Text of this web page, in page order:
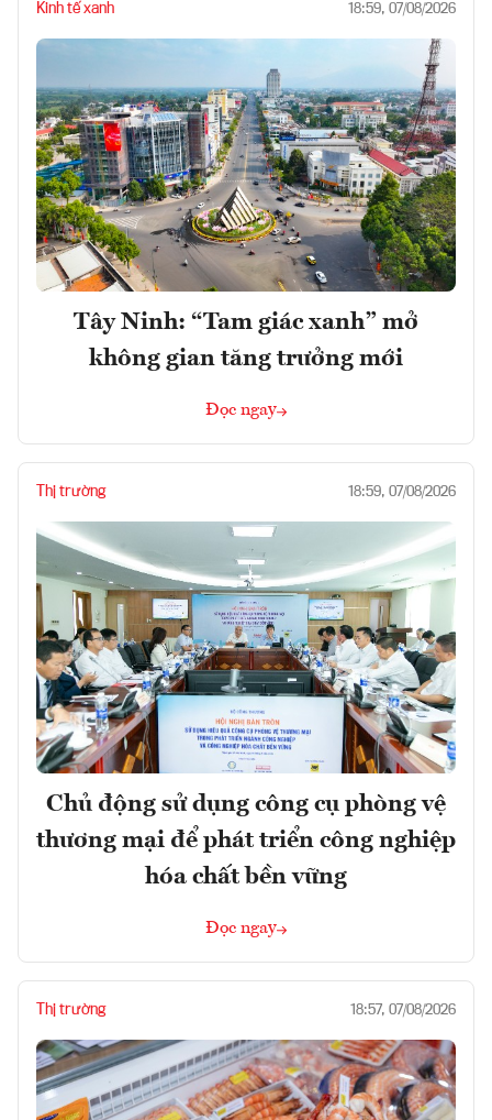
Kinh tế xanh 18:59, 07/08/2026
Tây Ninh: “Tam giác xanh” mở
không gian tăng trưởng mới
Đọc ngay
Thị trường 18:59, 07/08/2026
Chủ động sử dụng công cụ phòng vệ
thương mại để phát triển công nghiệp
hóa chất bền vững
Đọc ngay
Thị trường 18:57, 07/08/2026